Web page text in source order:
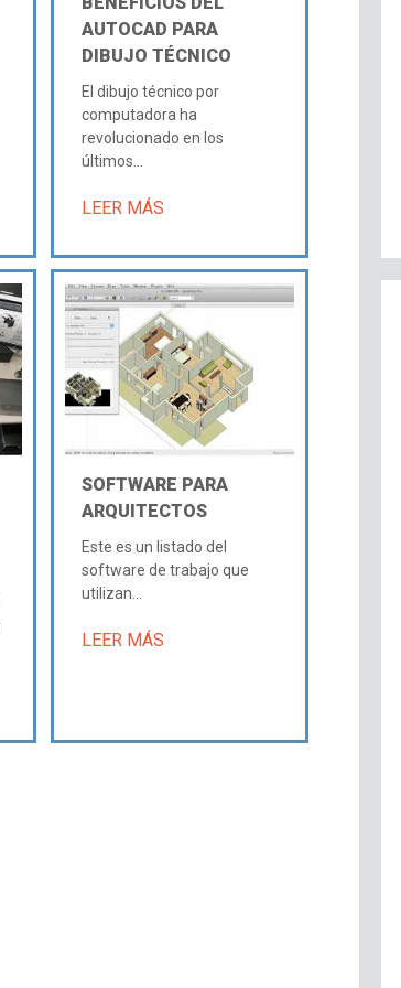
AUTOCAD PARA
DIBUJO TÉCNICO
El dibujo técnico por
computadora ha
revolucionado en los
últimos...
LEER MÁS
SOFTWARE PARA
ARQUITECTOS
Este es un listado del
software de trabajo que
utilizan...
LEER MÁS